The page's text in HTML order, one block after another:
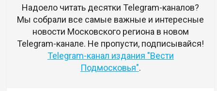
Надоело читать десятки Telegram-каналов?
Мы собрали все самые важные и интересные
новости Московского региона в новом
Telegram-канале. Не пропусти, подписывайся!
Telegram-канал издания "Вести
Подмосковья".